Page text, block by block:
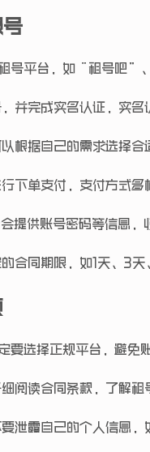
号平台，如“租号吧”
并完成实名认证，实名
根据自己的需求选择
下单支付，支付方式多
提供账号密码等信息，
合同期限，如1天、3
要选择正规平台，避免
阅读合同条款，了解租
泄露自己的个人信息，